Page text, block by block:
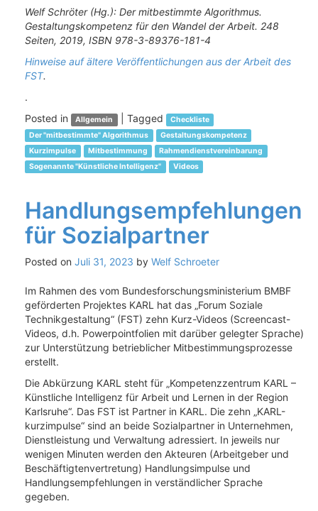
Welf Schröter (Hg.): Der mitbestimmte Algorithmus.
Gestaltungskompetenz für den Wandel der Arbeit. 248
Seiten, 2019, ISBN 978-3-89376-181-4
Hinweise auf ältere Veröffentlichungen aus der Arbeit des
FST.
.
Posted in
Allgemein Tagged
Checkliste
Der "mitbestimmte" Algorithmus
Gestaltungskompetenz
Kurzimpulse
Mitbestimmung
Rahmendienstvereinbarung
Sogenannte "Künstliche Intelligenz"
Videos
Handlungsempfehlungen
für Sozialpartner
Posted on Juli 31, 2023 by Welf Schroeter
Im Rahmen des vom Bundesforschungsministerium BMBF
geförderten Projektes KARL hat das „Forum Soziale
Technikgestaltung“ (FST) zehn Kurz-Videos (Screencast-
Videos, d.h. Powerpointfolien mit darüber gelegter Sprache)
zur Unterstützung betrieblicher Mitbestimmungsprozesse
erstellt.
Die Abkürzung KARL steht für „Kompetenzzentrum KARL –
Künstliche Intelligenz für Arbeit und Lernen in der Region
Karlsruhe“. Das FST ist Partner in KARL. Die zehn „KARL-
kurzimpulse“ sind an beide Sozialpartner in Unternehmen,
Dienstleistung und Verwaltung adressiert. In jeweils nur
wenigen Minuten werden den Akteuren (Arbeitgeber und
Beschäftigtenvertretung) Handlungsimpulse und
Handlungsempfehlungen in verständlicher Sprache
gegeben.